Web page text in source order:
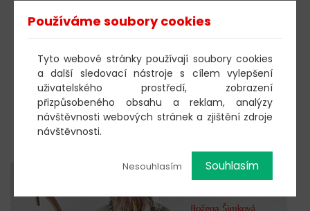
Metro
■ 23.11.2013 11:00 Velryba Lízinka- Divadlo Metro
■ 24.11.2013 11:00 O pejskovi a kočičce - Divadlo
Metro
■ 24.11.2013 15:00 JůliDáda show - Městská knihovna
■ 30.11.2013 11:00 Maxipes Fík- Divadlo Metro
Používáme soubory cookies
Tyto webové stránky používají soubory cookies
a další sledovací nástroje s cílem vylepšení
uživatelského prostředí, zobrazení
přizpůsobeného obsahu a reklam, analýzy
návštěvnosti webových stránek a zjištění zdroje
návštěvnosti.
Nesouhlasím Souhlasím